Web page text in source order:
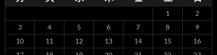
1
2
3
4 5 6 7 8
9
10
11 12 13 14 15
16